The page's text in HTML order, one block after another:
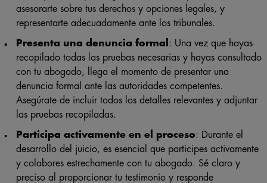
asesorarte sobre tus derechos y opciones legales, y
representarte adecuadamente ante los tribunales.
Presenta una denuncia formal : Una vez que hayas
recopilado todas las pruebas necesarias y hayas consultado
con tu abogado, llega el momento de presentar una
denuncia formal ante las autoridades competentes.
Asegúrate de incluir todos los detalles relevantes y adjuntar
las pruebas recopiladas.
Participa activamente en el proceso: Durante el
desarrollo del juicio, es esencial que participes activamente
y colabores estrechamente con tu abogado. Sé claro y
preciso al proporcionar tu testimonio y responde